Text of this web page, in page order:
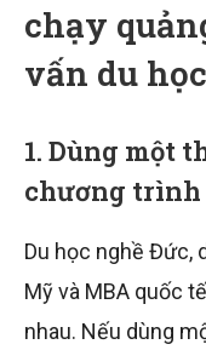
chạy
vấn du học
1. Dùng một
chương trình
Du học nghề Đức,
Mỹ và MBA quốc
nhau. Nếu dùng